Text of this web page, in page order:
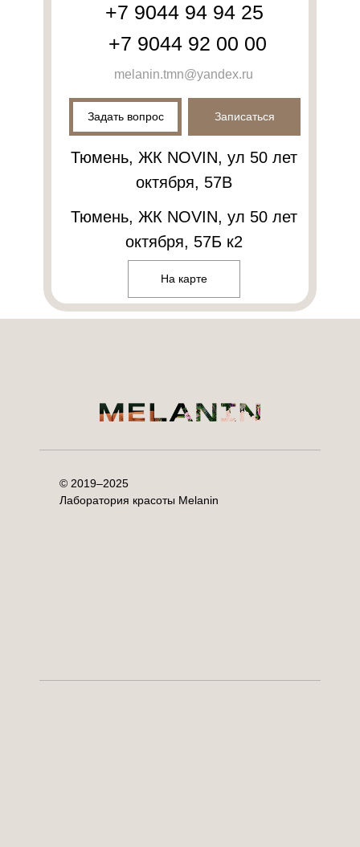
+7 9044 94 94 25
Задать вопрос
melanin.tmn@yandex.ru
Тюмень, ЖК NOVIN, ул 50 лет
октября, 57В
На карте
Записаться
Тюмень, ЖК NOVIN, ул 50 лет
октября, 57Б к2
+7 9044 92 00 00
© 2019–2025
Лаборатория красоты Melanin